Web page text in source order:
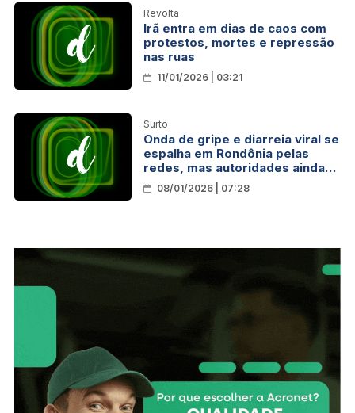
Revolta
Irã entra em dias de caos com
protestos, mortes e repressão
nas ruas
11/01/2026 | 03:21
Surto
Onda de gripe e diarreia viral se
espalha em Rondônia pelas
redes, mas autoridades ainda
não confirmam surto
08/01/2026 | 07:28